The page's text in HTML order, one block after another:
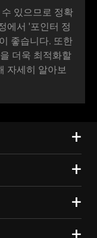
있으므로 정확
에서 '포인터 정
좋습니다. 또한
더욱 최적화할
자세히 알아보